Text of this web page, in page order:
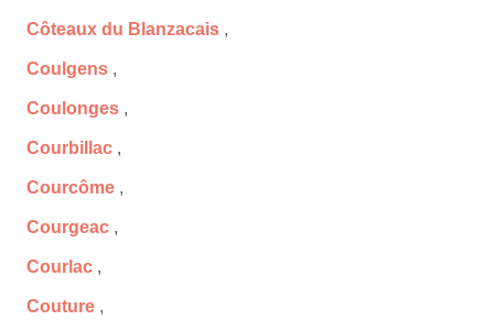
Côteaux du Blanzacais ,
Coulgens ,
Coulonges ,
Courbillac ,
Courcôme ,
Courgeac ,
Courlac ,
Couture ,